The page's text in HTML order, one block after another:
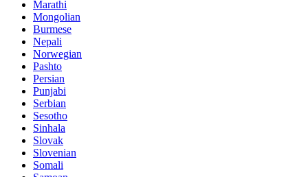
Marathi
Mongolian
Burmese
Nepali
Norwegian
Pashto
Persian
Punjabi
Serbian
Sesotho
Sinhala
Slovak
Slovenian
Somali